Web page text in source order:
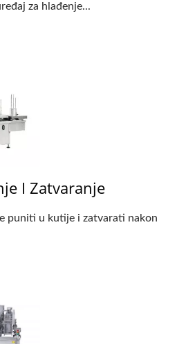
za hlađenje...
I Zatvaranje
puniti u kutije i zatvarati nakon